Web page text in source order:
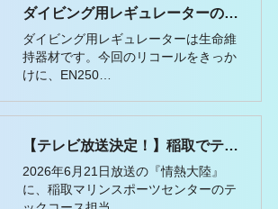
ダイビング用レギュレーターの選び方｜リコール情報から考えるAPEKSという選択肢
ダイビング用レギュレーターは生命維
持器材です。今回のリコールをきっか
けに、EN250…
【テレビ放送決定！】稲取でテックコースを担当する水中探検家・伊左治佳孝さんが『情熱大陸』に出演します！
2026年6月21日放送の『情熱大陸』
に、稲取マリンスポーツセンターのテ